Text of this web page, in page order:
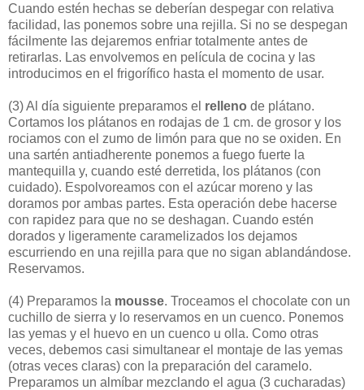
Cuando estén hechas se deberían despegar con relativa
facilidad, las ponemos sobre una rejilla. Si no se despegan
fácilmente las dejaremos enfriar totalmente antes de
retirarlas. Las envolvemos en película de cocina y las
introducimos en el frigorífico hasta el momento de usar.
(3)Al día siguiente preparamos el relleno de plátano.
Cortamos los plátanos en rodajas de 1 cm. de grosor y los
rociamos con el zumo de limón para que no se oxiden. En
una sartén antiadherente ponemos a fuego fuerte la
mantequilla y, cuando esté derretida, los plátanos (con
cuidado). Espolvoreamos con el azúcar moreno y las
doramos por ambas partes. Esta operación debe hacerse
con rapidez para que no se deshagan. Cuando estén
dorados y ligeramente caramelizados los dejamos
escurriendo en una rejilla para que no sigan ablandándose.
Reservamos.
(4) Preparamos la mousse. Troceamos el chocolate con un
cuchillo de sierra y lo reservamos en un cuenco. Ponemos
las yemas y el huevo en un cuenco u olla. Como otras
veces, debemos casi simultanear el montaje de las yemas
(otras veces claras) con la preparación del caramelo.
Preparamos un almíbar mezclando el agua (3 cucharadas)